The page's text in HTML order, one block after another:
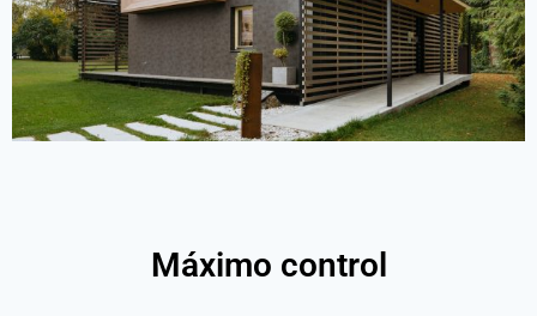
Máximo control